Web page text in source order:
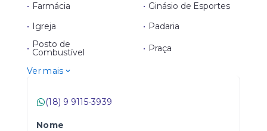
• Farmácia • Ginásio de Esportes
• Igreja • Padaria
• Posto de
Combustível • Praça
Ver mais
(18) 9 9115-3939
Nome